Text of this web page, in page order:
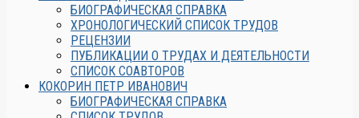
БИОГРАФИЧЕСКАЯ СПРАВКА
ХРОНОЛОГИЧЕСКИЙ СПИСОК ТРУДОВ
РЕЦЕНЗИИ
ПУБЛИКАЦИИ О ТРУДАХ И ДЕЯТЕЛЬНОСТИ
СПИСОК СОАВТОРОВ
КОКОРИН ПЕТР ИВАНОВИЧ
БИОГРАФИЧЕСКАЯ СПРАВКА